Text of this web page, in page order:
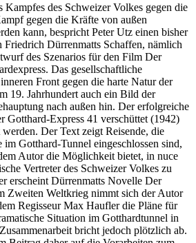
Kampfes des Schweizer Volkes gegen die
gegen die Kräfte von außen
kann, besprichtPeter Utz einen bisher
Friedrich Dürrenmatts Schaffen, nämlich
des Szenarios für den Film Der
. Das gesellschaftliche
Front gegen die harte Natur der
19. Jahrhundert auch ein Bild der
nach außen hin. Der erfolgreiche
Gotthard-Express 41 verschüttet(1942)
Der Text zeigt Reisende, die
Gotthard-Tunnel eingeschlossen sind,
Autor die Möglichkeit bietet, in nuce
Vertreter des Schweizer Volkes zu
erscheint Dürrenmatts Novelle Der
Zweiten Weltkrieg nimmt sich der Autor
Regisseur Max Haufler die Pläne für
Situation im Gotthardtunnel in
bricht jedoch plötzlich ab.